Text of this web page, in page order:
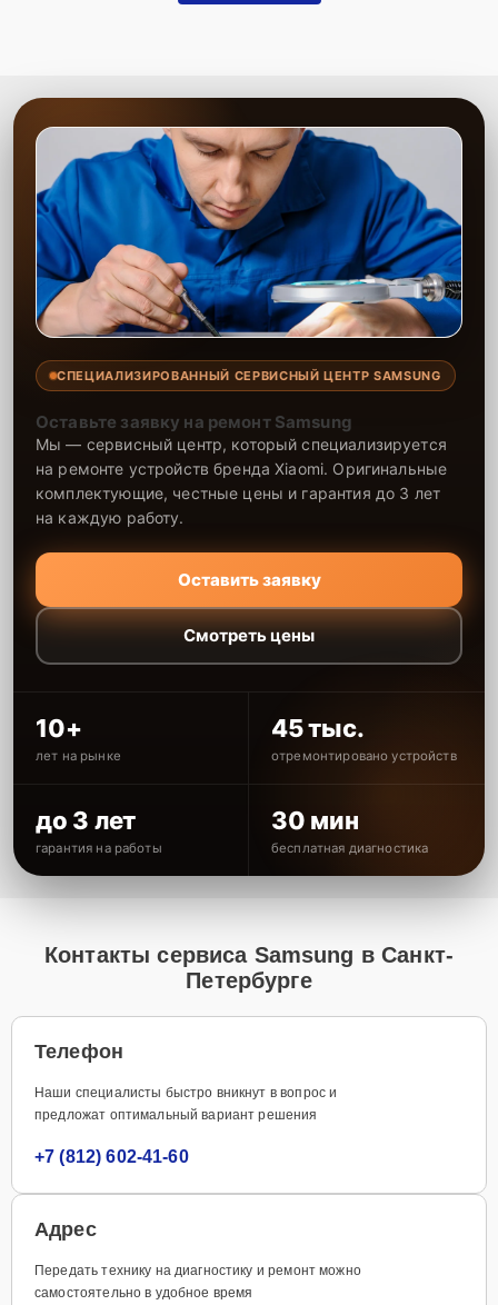
Запчасти в наличии— оригинальные
Сервисный центр выполняет качественную замену аккумулятора
телефона с минимальными затратами времени. Опытные
специалисты оперативно устраняют неисправности, обеспечивая
долгую работу устройства после замены. На все работы и
установленные компоненты предоставляется гарантия, что
подтверждает надежность и долговечность ремонта. Доверьте
замену аккумулятора нашему сервису, и телефон снова будет
держать заряд, как новый.
СПЕЦИАЛИЗИРОВАННЫЙ СЕРВИСНЫЙ ЦЕНТР SAMSUNG
Оставьте заявку на ремонт Samsung
Мы — сервисный центр, который специализируется
на ремонте устройств бренда Xiaomi. Оригинальные
комплектующие, честные цены и гарантия до 3 лет
на каждую работу.
Оставить заявку
Смотреть цены
10+
лет на рынке
45 тыс.
отремонтировано устройств
до 3 лет
гарантия на работы
30 мин
бесплатная диагностика
Контакты сервиса Samsung в Санкт-
Петербурге
Телефон
Наши специалисты быстро вникнут в вопрос и
предложат оптимальный вариант решения
+7 (812) 602-41-60
Адрес
Передать технику на диагностику и ремонт можно
самостоятельно в удобное время